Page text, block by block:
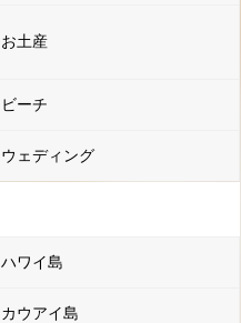
お土産
ビーチ
ウェディング
ハワイ島
カウアイ島